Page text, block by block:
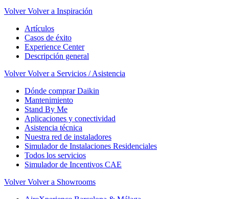
Volver Volver a Inspiración
Artículos
Casos de éxito
Experience Center
Descripción general
Volver Volver a Servicios / Asistencia
Dónde comprar Daikin
Mantenimiento
Stand By Me
Aplicaciones y conectividad
Asistencia técnica
Nuestra red de instaladores
Simulador de Instalaciones Residenciales
Todos los servicios
Simulador de Incentivos CAE
Volver Volver a Showrooms